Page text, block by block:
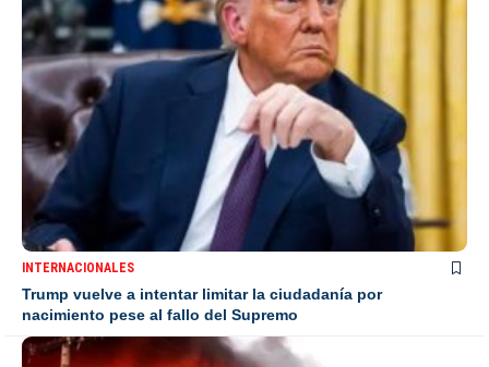
INTERNACIONALES
Trump vuelve a intentar limitar la ciudadanía por
nacimiento pese al fallo del Supremo